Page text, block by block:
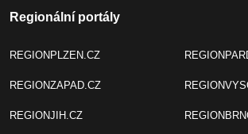
Regionální portály
REGIONPLZEN.CZ
REGIONZAPAD.CZ
REGIONJIH.CZ